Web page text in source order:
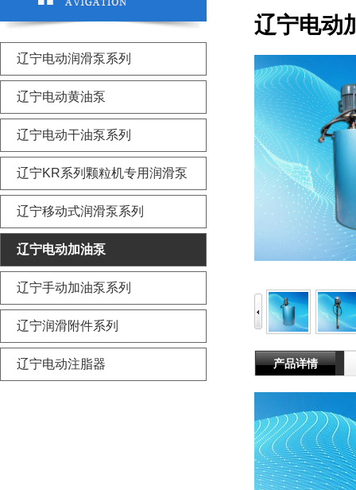
辽宁电动
产品详情
辽宁电动润滑泵系列
辽宁电动黄油泵
辽宁电动干油泵系列
辽宁KR系列颗粒机专用润滑泵
辽宁移动式润滑泵系列
辽宁电动加油泵
辽宁手动加油泵系列
辽宁润滑附件系列
辽宁电动注脂器